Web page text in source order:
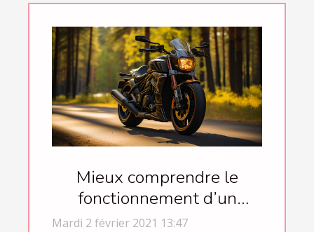
Mieux comprendre le
fonctionnement d’un
comparatif d’assurance
Mardi 2 février 2021 13:47